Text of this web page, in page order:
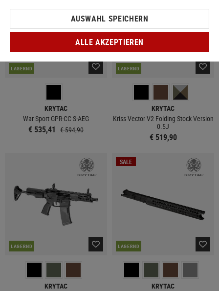
LAGERND
KRYTAC
War Sport GPR-CC S-AEG
€ 535,41 € 594,90
LAGERND
KRYTAC
Kriss Vector V2 Folding Stock Version
0.5J
€ 519,90
LAGERND
KRYTAC
SALE
LAGERND
KRYTAC
AUSWAHL SPEICHERN
ALLE AKZEPTIEREN